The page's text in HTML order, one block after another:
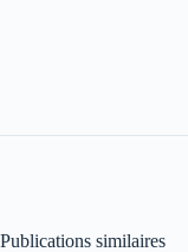
Publications similaires